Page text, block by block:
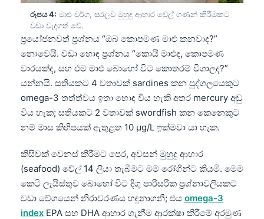
රූපය 4: මාළු වර්ග, සරලව මුහුදු ආහාර වේල් ගණන් කිරීමකට
වඩා වැදගත් වේ.
ප්‍රයෝජනවත් ප්‍රශ්නය “ඔබ කොපමණ මාළු කනවාද?”
නොවෙයි. වඩා හොඳ ප්‍රශ්නය “කොයි මාළුද, කොපමණ
වාරයක්ද, සහ එම මාළු බොහෝ විට කොතරම් විශාලද?”
යන්නයි. සතියකට 4 වතාවක් sardines කන පුද්ගලයෙකුට
omega-3 තත්ත්වය ඉතා හොඳ විය හැකි අතර mercury අඩු
විය හැක; සතියකට 2 වතාවක් swordfish කන කෙනෙකුට
නම් මාස කිහිපයක් ඇතුළත 10 µg/L ඉක්මවා යා හැක.
කිසිවක් වෙනස් කිරීමට පෙර, අවසන් මුහුදු ආහාර
(seafood) වේල් 14 ලියා තැබීමට මම රෝගීන්ට කියමි. මෙම
කෙටි ලැයිස්තුව බොහෝ විට දිගු පාරිසරික ප්‍රශ්නාවලියකට
වඩා වේගයෙන් නිරාවරණය හඳුනාගනී; එය omega-3
index EPA සහ DHA ආහාර ගැනීම ආරක්ෂා කිරීමේ අරමුණ